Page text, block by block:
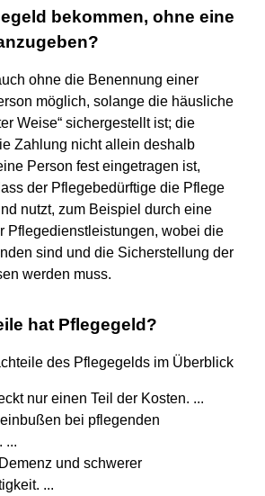
bekommen, ohne eine
ohne die Benennung einer
möglich, solange die häusliche
Weise“ sichergestellt ist; die
Zahlung nicht allein deshalb
Person fest eingetragen ist,
der Pflegebedürftige die Pflege
nutzt, zum Beispiel durch eine
Pflegedienstleistungen, wobei die
sind und die Sicherstellung der
werden muss.
hat Pflegegeld?
des Pflegegelds im Überblick
nur einen Teil der Kosten. ...
bei pflegenden
...
und schwerer
...